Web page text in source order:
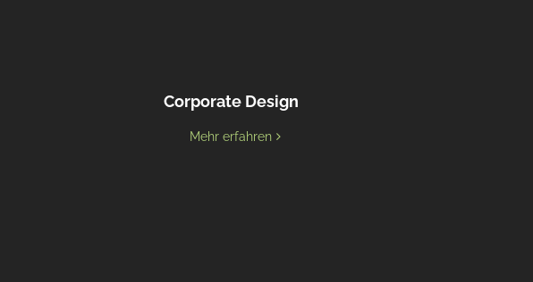
Corporate Design
Mehr erfahren